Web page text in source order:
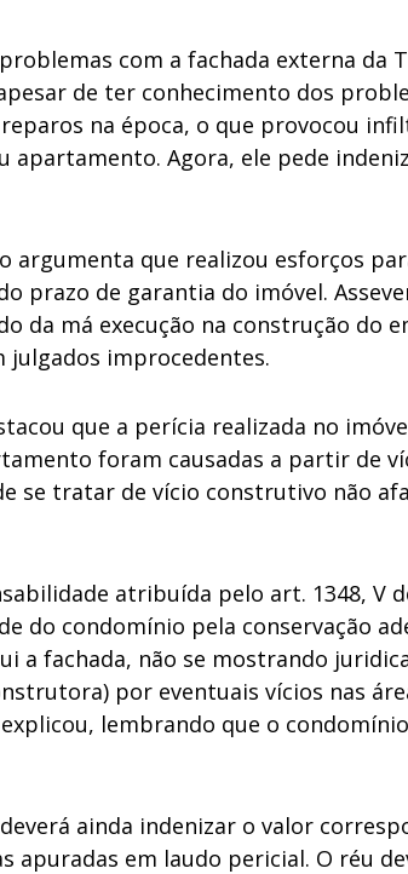
com a fachada externa da
de ter conhecimento dos
na época, o que provocou
apartamento. Agora, ele pede
argumenta que realizou esforços
prazo de garantia do imóvel.
da má execução na construção do
julgados improcedentes.
que a perícia realizada no
foram causadas a partir de
se tratar de vício construtivo não
atribuída pelo art. 1348, V
do condomínio pela conservação
a fachada, não se mostrando
por eventuais vícios nas
lembrando que o
ainda indenizar o valor
apuradas em laudo pericial. O réu